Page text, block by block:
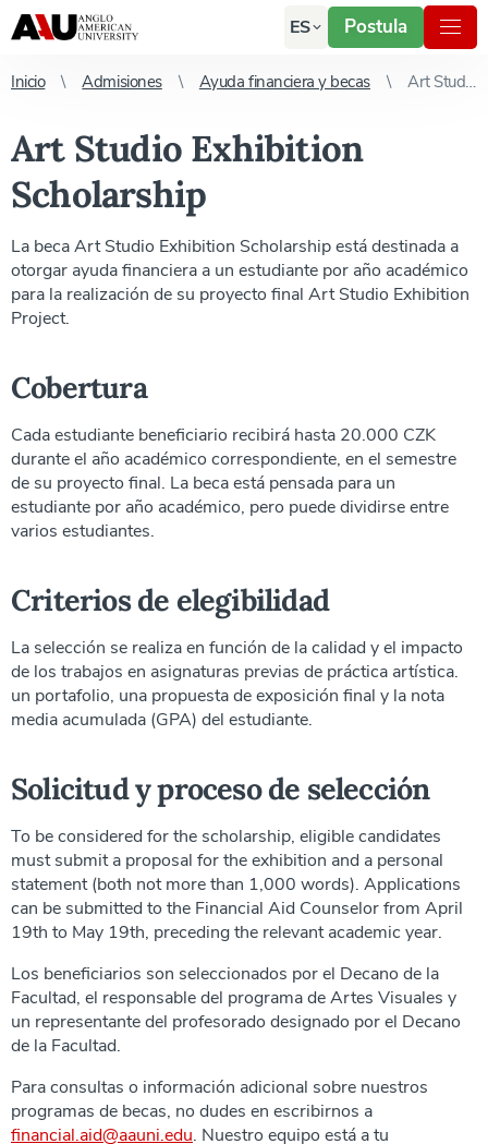
ES Postula
Inicio Admisiones Ayuda financiera y becas Art Studio Exhibition Scholarship
Art Studio Exhibition
Scholarship
La beca Art Studio Exhibition Scholarship está destinada a
otorgar ayuda financiera a un estudiante por año académico
para la realización de su proyecto final Art Studio Exhibition
Project.
Cobertura
Cada estudiante beneficiario recibirá hasta 20.000 CZK
durante el año académico correspondiente, en el semestre
de su proyecto final. La beca está pensada para un
estudiante por año académico, pero puede dividirse entre
varios estudiantes.
Criterios de elegibilidad
La selección se realiza en función de la calidad y el impacto
de los trabajos en asignaturas previas de práctica artística.
un portafolio, una propuesta de exposición final y la nota
media acumulada (GPA) del estudiante.
Solicitud y proceso de selección
To be considered for the scholarship, eligible candidates
must submit a proposal for the exhibition and a personal
statement (both not more than 1,000 words). Applications
can be submitted to the Financial Aid Counselor from April
19th to May 19th, preceding the relevant academic year.
Los beneficiarios son seleccionados por el Decano de la
Facultad, el responsable del programa de Artes Visuales y
un representante del profesorado designado por el Decano
de la Facultad.
Para consultas o información adicional sobre nuestros
programas de becas, no dudes en escribirnos a
financial.aid@aauni.edu. Nuestro equipo está a tu